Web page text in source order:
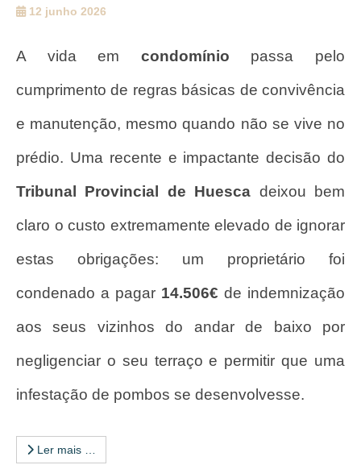
12 junho 2026
A vida em condomínio passa pelo
cumprimento de regras básicas de convivência
e manutenção, mesmo quando não se vive no
prédio. Uma recente e impactante decisão do
Tribunal Provincial de Huesca deixou bem
claro o custo extremamente elevado de ignorar
estas obrigações: um proprietário foi
condenado a pagar 14.506€ de indemnização
aos seus vizinhos do andar de baixo por
negligenciar o seu terraço e permitir que uma
infestação de pombos se desenvolvesse.
Ler mais …